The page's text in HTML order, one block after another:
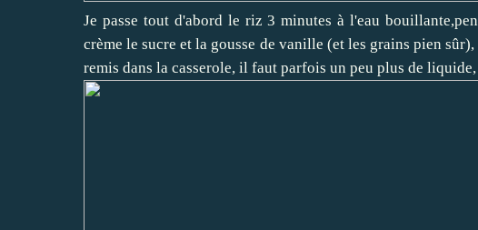
Je passe tout d'abord le riz 3 minutes à l'eau
crème le sucre et la gousse de vanille (et les grains pien
remis dans la casserole, il faut parfois un peu plus de